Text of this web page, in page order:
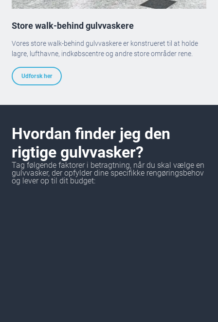
Store walk-behind gulvvaskere
Vores store walk-behind gulvvaskere er konstrueret til at holde
lagre, lufthavne, indkøbscentre og andre store områder rene.
Udforsk her
Hvordan finder jeg den
rigtige gulvvasker?
Tag følgende faktorer i betragtning, når du skal vælge en
gulvvasker, der opfylder dine specifikke rengøringsbehov
og lever op til dit budget: